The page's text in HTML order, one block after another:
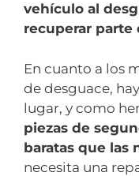
vehículo al
recuperar parte
En cuanto a los
de desguace,
lugar, y como
piezas de
baratas que las
necesita una